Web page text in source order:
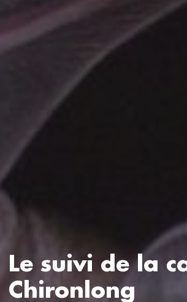
Le suivi de la
Chironlong